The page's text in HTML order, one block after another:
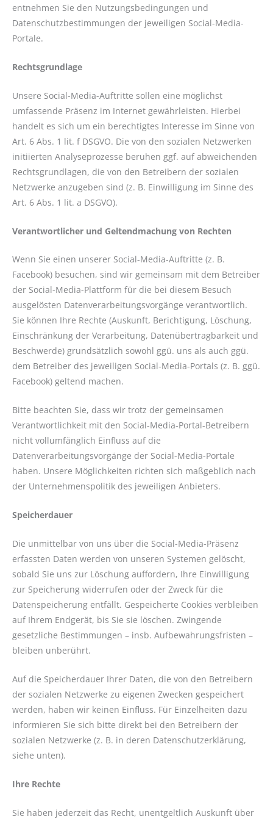
entnehmen Sie den Nutzungsbedingungen und
Datenschutzbestimmungen der jeweiligen Social-Media-
Portale.
Rechtsgrundlage
Unsere Social-Media-Auftritte sollen eine möglichst
umfassende Präsenz im Internet gewährleisten. Hierbei
handelt es sich um ein berechtigtes Interesse im Sinne von
Art. 6 Abs. 1 lit. f DSGVO. Die von den sozialen Netzwerken
initiierten Analyseprozesse beruhen ggf. auf abweichenden
Rechtsgrundlagen, die von den Betreibern der sozialen
Netzwerke anzugeben sind (z. B. Einwilligung im Sinne des
Art. 6 Abs. 1 lit. a DSGVO).
Verantwortlicher und Geltendmachung von Rechten
Wenn Sie einen unserer Social-Media-Auftritte (z. B.
Facebook) besuchen, sind wir gemeinsam mit dem Betreiber
der Social-Media-Plattform für die bei diesem Besuch
ausgelösten Datenverarbeitungsvorgänge verantwortlich.
Sie können Ihre Rechte (Auskunft, Berichtigung, Löschung,
Einschränkung der Verarbeitung, Datenübertragbarkeit und
Beschwerde) grundsätzlich sowohl ggü. uns als auch ggü.
dem Betreiber des jeweiligen Social-Media-Portals (z. B. ggü.
Facebook) geltend machen.
Bitte beachten Sie, dass wir trotz der gemeinsamen
Verantwortlichkeit mit den Social-Media-Portal-Betreibern
nicht vollumfänglich Einfluss auf die
Datenverarbeitungsvorgänge der Social-Media-Portale
haben. Unsere Möglichkeiten richten sich maßgeblich nach
der Unternehmenspolitik des jeweiligen Anbieters.
Speicherdauer
Die unmittelbar von uns über die Social-Media-Präsenz
erfassten Daten werden von unseren Systemen gelöscht,
sobald Sie uns zur Löschung auffordern, Ihre Einwilligung
zur Speicherung widerrufen oder der Zweck für die
Datenspeicherung entfällt. Gespeicherte Cookies verbleiben
auf Ihrem Endgerät, bis Sie sie löschen. Zwingende
gesetzliche Bestimmungen – insb. Aufbewahrungsfristen –
bleiben unberührt.
Auf die Speicherdauer Ihrer Daten, die von den Betreibern
der sozialen Netzwerke zu eigenen Zwecken gespeichert
werden, haben wir keinen Einfluss. Für Einzelheiten dazu
informieren Sie sich bitte direkt bei den Betreibern der
sozialen Netzwerke (z. B. in deren Datenschutzerklärung,
siehe unten).
Ihre Rechte
Sie haben jederzeit das Recht, unentgeltlich Auskunft über